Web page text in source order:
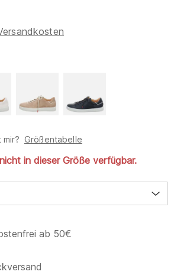
mir? Größentabelle
in dieser Größe verfügbar.
ab 50€